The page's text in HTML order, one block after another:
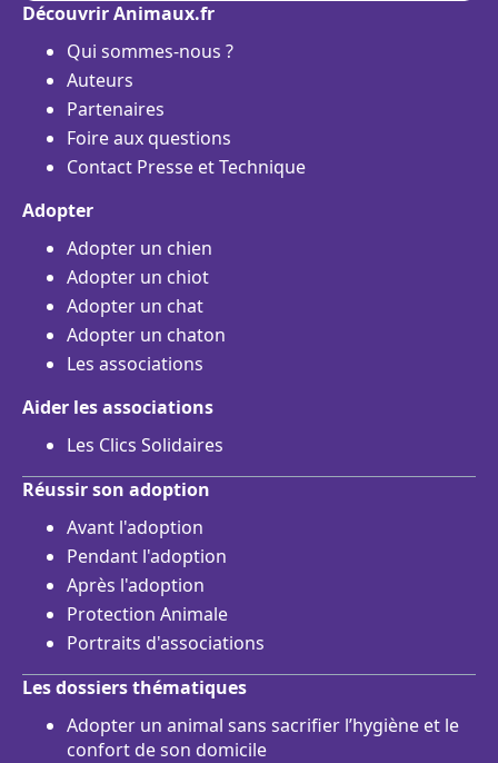
Découvrir Animaux.fr
Qui sommes-nous ?
Auteurs
Partenaires
Foire aux questions
Contact Presse et Technique
Adopter
Adopter un chien
Adopter un chiot
Adopter un chat
Adopter un chaton
Les associations
Aider les associations
Les Clics Solidaires
Réussir son adoption
Avant l'adoption
Pendant l'adoption
Après l'adoption
Protection Animale
Portraits d'associations
Les dossiers thématiques
Adopter un animal sans sacrifier l’hygiène et le
confort de son domicile